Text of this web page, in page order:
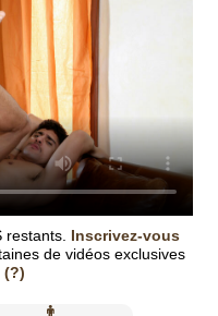
Inscrivez-vous
de vidéos exclusives
(?)